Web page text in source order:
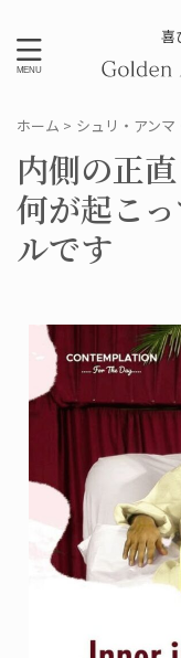
喜
ホーム > シュリ・アン
内側の正
何が起こ
ルです